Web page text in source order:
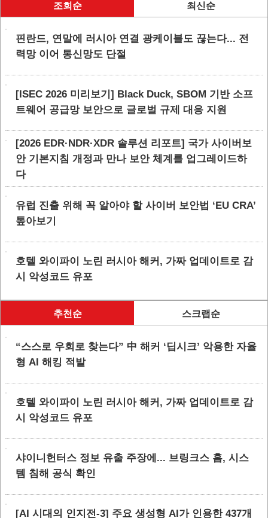
조회순 최신순
핀란드, 연말에 러시아 연결 광케이블도 끊는다... 전
력망 이어 통신망도 단절
[ISEC 2026 미리보기] Black Duck, SBOM 기반 소프
트웨어 공급망 보안으로 글로벌 규제 대응 지원
[2026 EDR·NDR·XDR 솔루션 리포트] 국가 사이버보
안 기본지침 개정과 만나 보안 체계를 업그레이드하
다
유럽 진출 위해 꼭 알아야 할 사이버 보안법 ‘EU CRA’
톺아보기
호텔 와이파이 노린 러시아 해커, 가짜 업데이트로 감
시 악성코드 유포
추천순 스크랩순
“스스로 우회로 찾는다” 中 해커 ‘딥시크’ 악용한 자율
형 AI 해킹 적발
호텔 와이파이 노린 러시아 해커, 가짜 업데이트로 감
시 악성코드 유포
샤이니헌터스 정보 유출 주장에... 브링크스 홈, 시스
템 침해 공식 확인
[AI 시대의 인지전-3] 주요 생성형 AI가 인용한 437개